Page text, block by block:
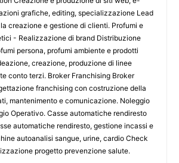
grafiche, editing, specializzazione Lead
creazione e gestione di clienti. Profumi e
- Realizzazione di brand Distribuzione
persona, profumi ambiente e prodotti
creazione, produzione di linee
conto terzi. Broker Franchising Broker
franchising con costruzione della
mantenimento e comunicazione. Noleggio
Operativo. Casse automatiche rendiresto
automatiche rendiresto, gestione incassi e
autoanalisi sangue, urine, cardio Check
progetto prevenzione salute.